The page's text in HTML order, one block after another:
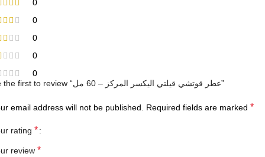
0
0
0
0
0
Be the first to review “عطر قوتشي قيلتي اليكسر المركز – 60 مل”
email address will not be published. Required fields are marked *
rating *
review *